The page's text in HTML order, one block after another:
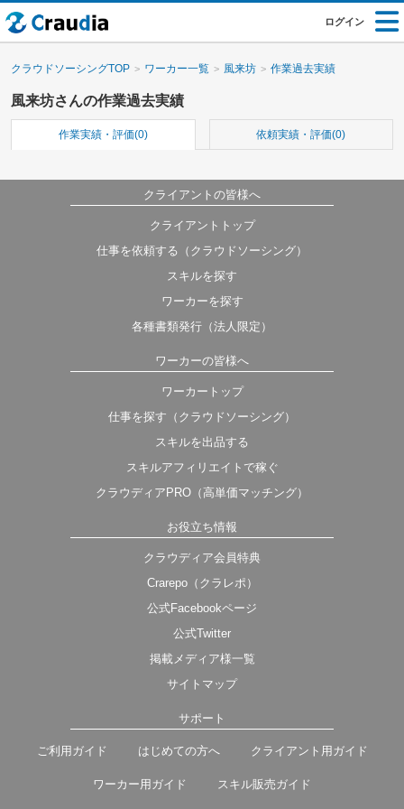
ログイン
クラウドソーシングTOP ワーカー一覧 風来坊 作業過去実績
風来坊さんの作業過去実績
作業実績・評価(0) 依頼実績・評価(0)
クライアントの皆様へ
クライアントトップ
仕事を依頼する（クラウドソーシング）
スキルを探す
ワーカーを探す
各種書類発行（法人限定）
ワーカーの皆様へ
ワーカートップ
仕事を探す（クラウドソーシング）
スキルを出品する
スキルアフィリエイトで稼ぐ
クラウディアPRO（高単価マッチング）
お役立ち情報
クラウディア会員特典
Crarepo（クラレポ）
公式Facebookページ
公式Twitter
掲載メディア様一覧
サイトマップ
サポート
ご利用ガイド はじめての方へ クライアント用ガイド
ワーカー用ガイド スキル販売ガイド